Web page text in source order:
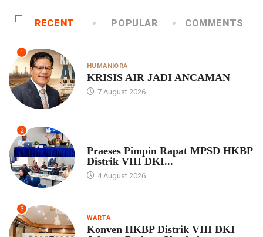
RECENT POPULAR COMMENTS
1
HUMANIORA
KRISIS AIR JADI ANCAMAN
7 August 2026
2
Praeses Pimpin Rapat MPSD HKBP
Distrik VIII DKI...
4 August 2026
3
WARTA
Konven HKBP Distrik VIII DKI